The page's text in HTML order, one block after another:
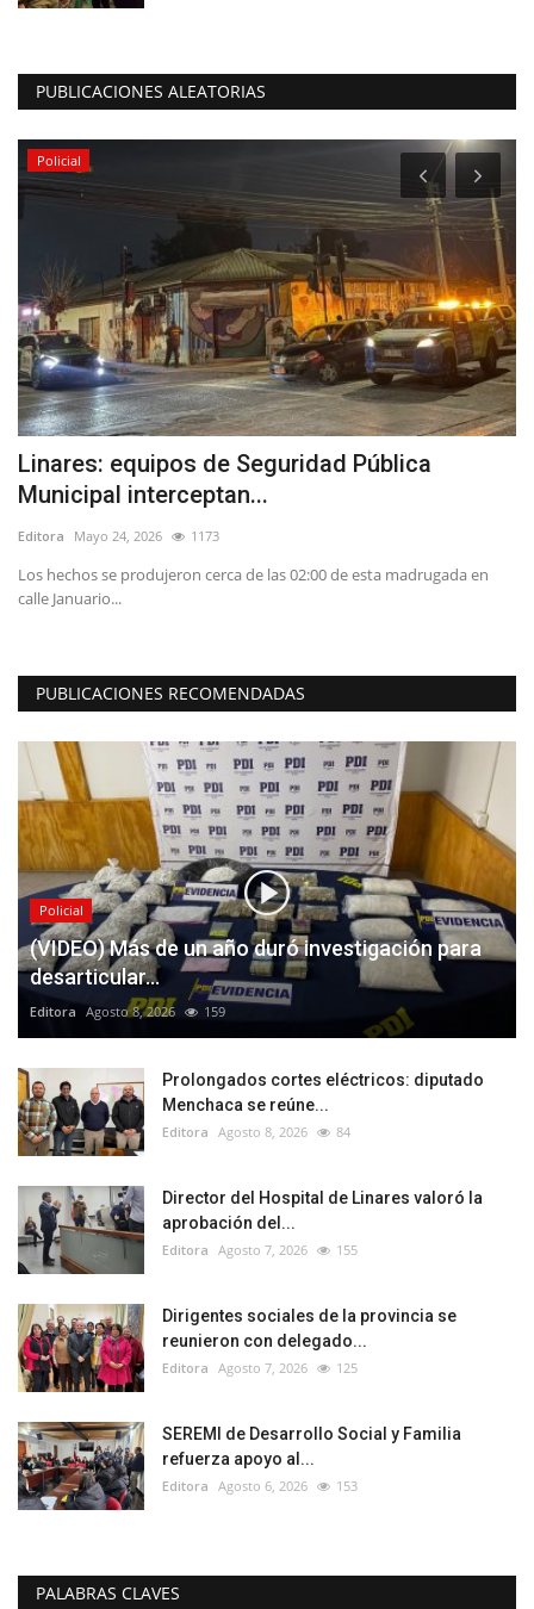
PUBLICACIONES ALEATORIAS
Policial
Linares: equipos de Seguridad Pública
Municipal interceptan...
Editora Mayo 24, 2026 1173
Los hechos se produjeron cerca de las 02:00 de esta madrugada en
calle Januario...
PUBLICACIONES RECOMENDADAS
Policial
(VIDEO) Más de un año duró investigación para
desarticular...
Editora Agosto 8, 2026 159
Prolongados cortes eléctricos: diputado
Menchaca se reúne...
Editora Agosto 8, 2026 84
Director del Hospital de Linares valoró la
aprobación del...
Editora Agosto 7, 2026 155
Dirigentes sociales de la provincia se
reunieron con delegado...
Editora Agosto 7, 2026 125
SEREMI de Desarrollo Social y Familia
refuerza apoyo al...
Editora Agosto 6, 2026 153
PALABRAS CLAVES